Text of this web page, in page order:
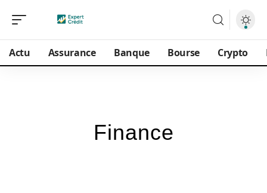
Actu Assurance Banque Bourse Crypto
Finance